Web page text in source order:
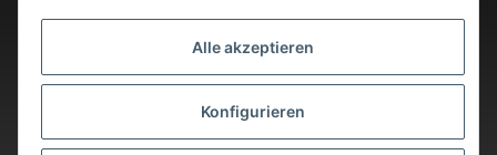
Alle akzeptieren
Konfigurieren